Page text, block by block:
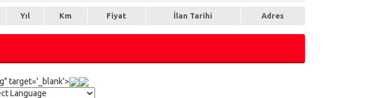
Yıl Km Fiyat İlan Tarihi Adres
target='_blank'>